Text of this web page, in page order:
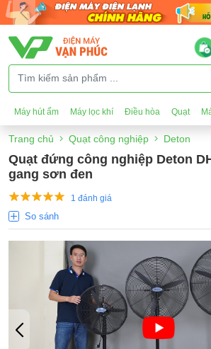
Máy hút ẩm Máy lọc khí Điều hòa Quạt
Trang chủ Quạt công nghiệp Deton
Quạt đứng công nghiệp Deton
gang sơn đen
1 đánh giá
So sánh